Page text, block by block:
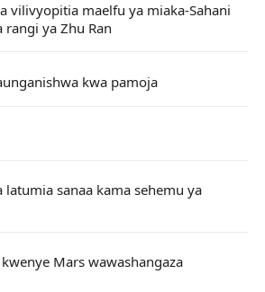
vilivyopitia maelfu ya miaka-Sahani
ya Zhu Ran
kwa pamoja
latumia sanaa kama sehemu ya
Mars wawashangaza